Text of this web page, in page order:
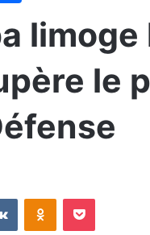
limoge
le
VKontakteOdnoklassniki
Pocket